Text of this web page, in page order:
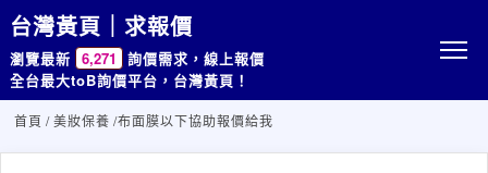
台灣黃頁｜求報價
瀏覽最新 6,271
詢價需求，線上報價
全台最大toB詢價平台，台灣黃頁！
首頁 /美妝保養 /布面膜以下協助報價給我